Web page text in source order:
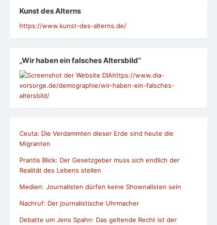
Kunst des Alterns
https://www.kunst-des-alterns.de/
„Wir haben ein falsches Altersbild“
https://www.dia-
vorsorge.de/demographie/wir-haben-ein-falsches-
altersbild/
Ceuta: Die Verdammten dieser Erde sind heute die
Migranten
Prantls Blick: Der Gesetzgeber muss sich endlich der
Realität des Lebens stellen
Medien: Journalisten dürfen keine Shownalisten sein
Nachruf: Der journalistische Uhrmacher
Debatte um Jens Spahn: Das geltende Recht ist der